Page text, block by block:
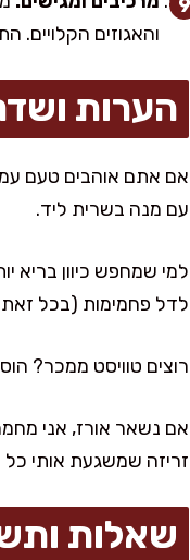
והאגוזים
הערות
אם אתם אוהבים טעם
עם מנה בשרית ליד.
למי שמחפש כיוון בריא
לדל פחמימות (בכל זאת
רוצים טוויסט ממכר?
אם נשאר אורז, אני
זריזה שמשגעת אותי
שאלות